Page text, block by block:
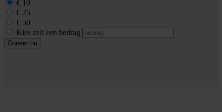
€ 10
€ 25
€ 50
Kies zelf een bedrag
Doneer nu